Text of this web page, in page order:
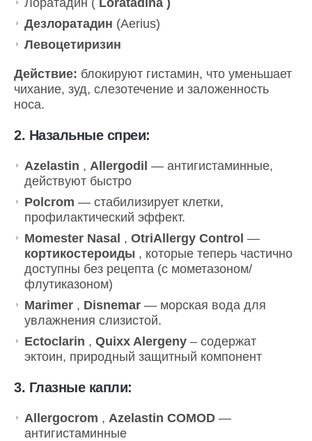
Дезлоратадин (Aerius)
Левоцетиризин
Действие: блокируют гистамин, что уменьшает
чихание, зуд, слезотечение и заложенность
носа.
2. Назальные спреи:
Azelastin , Allergodil — антигистаминные,
действуют быстро
Polcrom — стабилизирует клетки,
профилактический эффект.
Momester Nasal , OtriAllergy Control —
кортикостероиды , которые теперь частично
доступны без рецепта (с мометазоном/
флутиказоном)
Marimer , Disnemar — морская вода для
увлажнения слизистой.
Ectoclarin , Quixx Alergeny – содержат
эктоин, природный защитный компонент
3. Глазные капли:
Allergocrom , Azelastin COMOD —
антигистаминные